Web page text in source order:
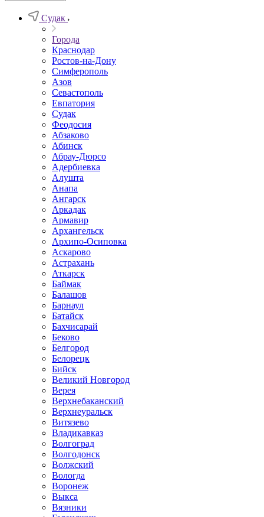
Судак
Города
Краснодар
Ростов-на-Дону
Симферополь
Азов
Севастополь
Евпатория
Судак
Феодосия
Абзаково
Абинск
Абрау-Дюрсо
Адербиевка
Алушта
Анапа
Ангарск
Аркадак
Армавир
Архангельск
Архипо-Осиповка
Аскарово
Астрахань
Аткарск
Баймак
Балашов
Барнаул
Батайск
Бахчисарай
Беково
Белгород
Белорецк
Бийск
Великий Новгород
Верея
Верхнебаканский
Верхнеуральск
Витязево
Владикавказ
Волгоград
Волгодонск
Волжский
Вологда
Воронеж
Выкса
Вязники